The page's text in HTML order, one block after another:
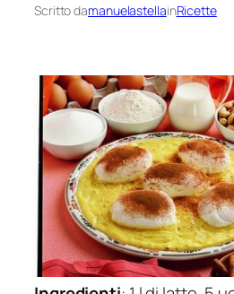
Scritto damanuelastellainRicette